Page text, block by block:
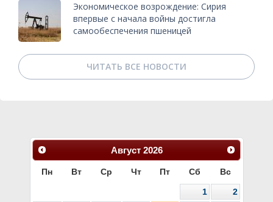
Экономическое возрождение: Сирия
впервые с начала войны достигла
самообеспечения пшеницей
ЧИТАТЬ ВСЕ НОВОСТИ
Август 2026
Пн Вт Ср Чт Пт Сб Вс
1
2